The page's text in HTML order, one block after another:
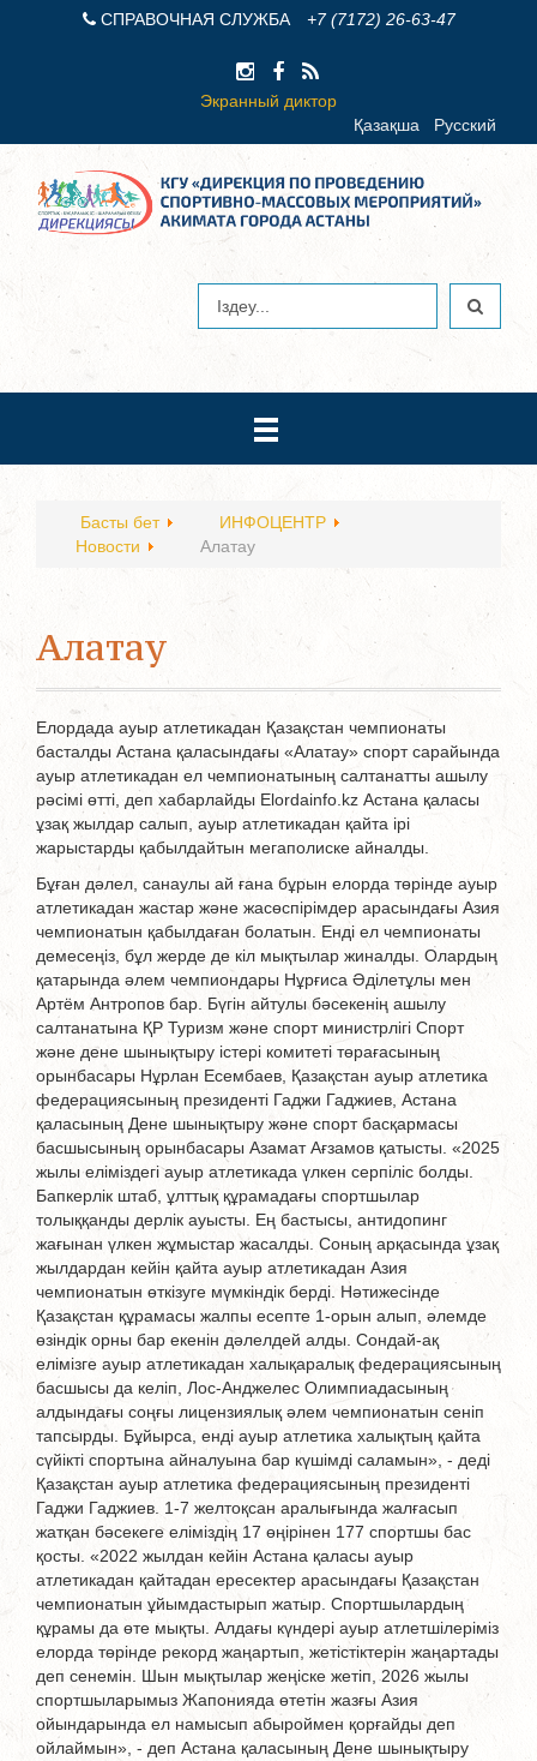
СПРАВОЧНАЯ СЛУЖБА +7 (7172) 26-63-47
Экранный диктор
Қазақша
Русский
Басты бет
ИНФОЦЕНТР
Новости
Алатау
Алатау
Елордада ауыр атлетикадан Қазақстан чемпионаты
басталды Астана қаласындағы «Алатау» спорт сарайында
ауыр атлетикадан ел чемпионатының салтанатты ашылу
рәсімі өтті, деп хабарлайды Elordainfo.kz Астана қаласы
ұзақ жылдар салып, ауыр атлетикадан қайта ірі
жарыстарды қабылдайтын мегаполиске айналды.
Бұған дәлел, санаулы ай ғана бұрын елорда төрінде ауыр
атлетикадан жастар және жасөспірімдер арасындағы Азия
чемпионатын қабылдаған болатын. Енді ел чемпионаты
демесеңіз, бұл жерде де кіл мықтылар жиналды. Олардың
қатарында әлем чемпиондары Нұрғиса Әділетұлы мен
Артём Антропов бар. Бүгін айтулы бәсекенің ашылу
салтанатына ҚР Туризм және спорт министрлігі Спорт
және дене шынықтыру істері комитеті төрағасының
орынбасары Нұрлан Есембаев, Қазақстан ауыр атлетика
федерациясының президенті Гаджи Гаджиев, Астана
қаласының Дене шынықтыру және спорт басқармасы
басшысының орынбасары Азамат Ағзамов қатысты. «2025
жылы еліміздегі ауыр атлетикада үлкен серпіліс болды.
Бапкерлік штаб, ұлттық құрамадағы спортшылар
толыққанды дерлік ауысты. Ең бастысы, антидопинг
жағынан үлкен жұмыстар жасалды. Соның арқасында ұзақ
жылдардан кейін қайта ауыр атлетикадан Азия
чемпионатын өткізуге мүмкіндік берді. Нәтижесінде
Қазақстан құрамасы жалпы есепте 1-орын алып, әлемде
өзіндік орны бар екенін дәлелдей алды. Сондай-ақ
елімізге ауыр атлетикадан халықаралық федерациясының
басшысы да келіп, Лос-Анджелес Олимпиадасының
алдындағы соңғы лицензиялық әлем чемпионатын сеніп
тапсырды. Бұйырса, енді ауыр атлетика халықтың қайта
сүйікті спортына айналуына бар күшімді саламын», - деді
Қазақстан ауыр атлетика федерациясының президенті
Гаджи Гаджиев. 1-7 желтоқсан аралығында жалғасып
жатқан бәсекеге еліміздің 17 өңірінен 177 спортшы бас
қосты. «2022 жылдан кейін Астана қаласы ауыр
атлетикадан қайтадан ересектер арасындағы Қазақстан
чемпионатын ұйымдастырып жатыр. Спортшылардың
құрамы да өте мықты. Алдағы күндері ауыр атлетшілеріміз
елорда төрінде рекорд жаңартып, жетістіктерін жаңартады
деп сенемін. Шын мықтылар жеңіске жетіп, 2026 жылы
спортшыларымыз Жапонияда өтетін жазғы Азия
ойындарында ел намысып абыроймен қорғайды деп
ойлаймын», - деп Астана қаласының Дене шынықтыру